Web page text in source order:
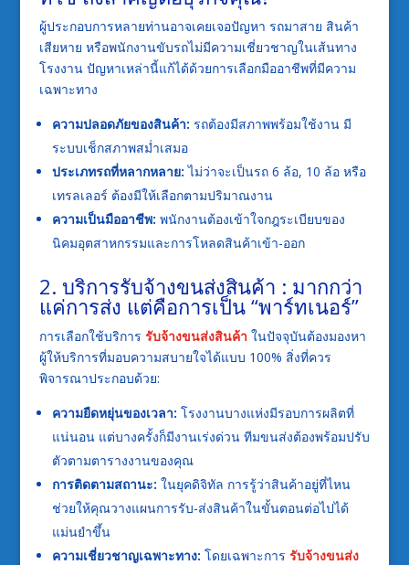
ผู้ประกอบการหลายท่านอาจเคยเจอปัญหา รถมาสาย สินค้า
เสียหาย หรือพนักงานขับรถไม่มีความเชี่ยวชาญในเส้นทาง
โรงงาน ปัญหาเหล่านี้แก้ได้ด้วยการเลือกมืออาชีพที่มีความ
เฉพาะทาง
ความปลอดภัยของสินค้า: รถต้องมีสภาพพร้อมใช้งาน มี
ระบบเช็กสภาพสม่ำเสมอ
ประเภทรถที่หลากหลาย: ไม่ว่าจะเป็นรถ 6 ล้อ, 10 ล้อ หรือ
เทรลเลอร์ ต้องมีให้เลือกตามปริมาณงาน
ความเป็นมืออาชีพ: พนักงานต้องเข้าใจกฎระเบียบของ
นิคมอุตสาหกรรมและการโหลดสินค้าเข้า-ออก
2. บริการรับจ้างขนส่งสินค้า : มากกว่า
แค่การส่ง แต่คือการเป็น “พาร์ทเนอร์”
การเลือกใช้บริการ รับจ้างขนส่งสินค้า ในปัจจุบันต้องมองหา
ผู้ให้บริการที่มอบความสบายใจได้แบบ 100% สิ่งที่ควร
พิจารณาประกอบด้วย:
ความยืดหยุ่นของเวลา: โรงงานบางแห่งมีรอบการผลิตที่
แน่นอน แต่บางครั้งก็มีงานเร่งด่วน ทีมขนส่งต้องพร้อมปรับ
ตัวตามตารางงานของคุณ
การติดตามสถานะ: ในยุคดิจิทัล การรู้ว่าสินค้าอยู่ที่ไหน
ช่วยให้คุณวางแผนการรับ-ส่งสินค้าในขั้นตอนต่อไปได้
แม่นยำขึ้น
ความเชี่ยวชาญเฉพาะทาง: โดยเฉพาะการ รับจ้างขนส่ง